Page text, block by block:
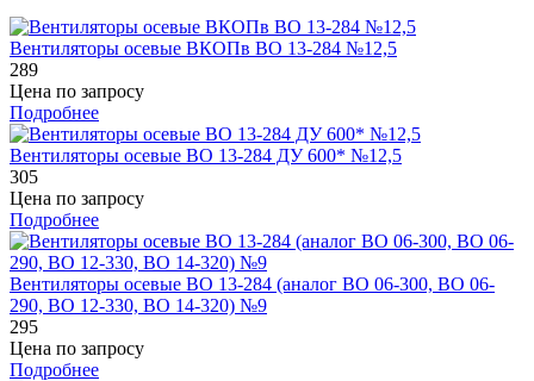
Вентиляторы осевые ВКОПв ВО 13-284 №12,5
289
Цена по запросу
Подробнее
Вентиляторы осевые ВО 13-284 ДУ 600* №12,5
305
Цена по запросу
Подробнее
Вентиляторы осевые ВО 13-284 (аналог ВО 06-300, ВО 06-
290, ВО 12-330, ВО 14-320) №9
295
Цена по запросу
Подробнее